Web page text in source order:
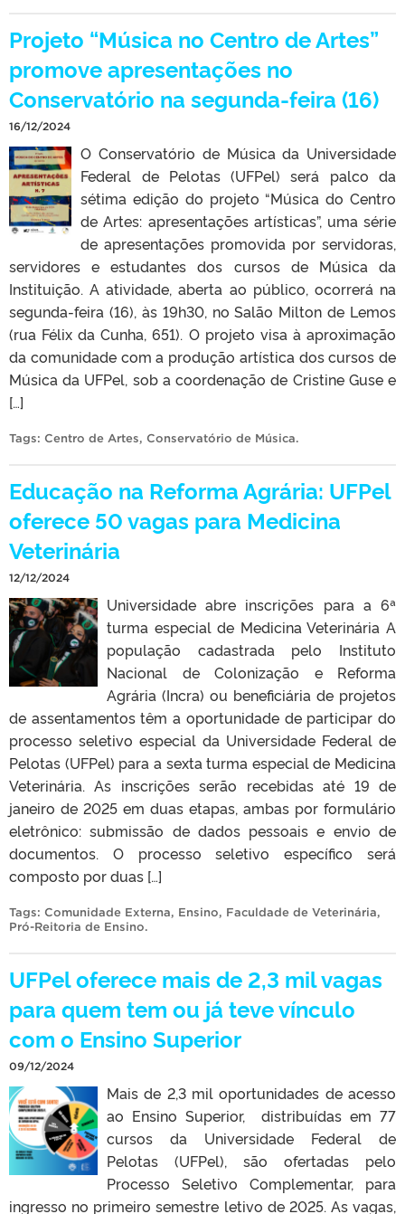
Projeto “Música no Centro de Artes”
promove apresentações no
Conservatório na segunda-feira (16)
16/12/2024
O Conservatório de Música da Universidade
Federal de Pelotas (UFPel) será palco da
sétima edição do projeto “Música do Centro
de Artes: apresentações artísticas”, uma série
de apresentações promovida por servidoras,
servidores e estudantes dos cursos de Música da
Instituição. A atividade, aberta ao público, ocorrerá na
segunda-feira (16), às 19h30, no Salão Milton de Lemos
(rua Félix da Cunha, 651). O projeto visa à aproximação
da comunidade com a produção artística dos cursos de
Música da UFPel, sob a coordenação de Cristine Guse e
[…]
Tags: Centro de Artes, Conservatório de Música.
Educação na Reforma Agrária: UFPel
oferece 50 vagas para Medicina
Veterinária
12/12/2024
Universidade abre inscrições para a 6ª
turma especial de Medicina Veterinária A
população cadastrada pelo Instituto
Nacional de Colonização e Reforma
Agrária (Incra) ou beneficiária de projetos
de assentamentos têm a oportunidade de participar do
processo seletivo especial da Universidade Federal de
Pelotas (UFPel) para a sexta turma especial de Medicina
Veterinária. As inscrições serão recebidas até 19 de
janeiro de 2025 em duas etapas, ambas por formulário
eletrônico: submissão de dados pessoais e envio de
documentos. O processo seletivo específico será
composto por duas […]
Tags: Comunidade Externa, Ensino, Faculdade de Veterinária,
Pró-Reitoria de Ensino.
UFPel oferece mais de 2,3 mil vagas
para quem tem ou já teve vínculo
com o Ensino Superior
09/12/2024
Mais de 2,3 mil oportunidades de acesso
ao Ensino Superior, distribuídas em 77
cursos da Universidade Federal de
Pelotas (UFPel), são ofertadas pelo
Processo Seletivo Complementar, para
ingresso no primeiro semestre letivo de 2025. As vagas,